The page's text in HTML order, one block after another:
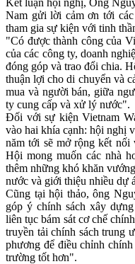
Nam gửi lời cảm ơn tới
tham gia sự kiện với tinh
"Có được thành công của
của các công ty, doanh
đóng góp và trao đổi chia.
thuận lợi cho di chuyển và
mua và người bán, giữa
ty cung cấp và xử lý nước".
Đối với sự kiện Vietnam
vào hai khía cạnh: hội nghị
năm tới sẽ mở rộng kết nối
Hội mong muốn các nhà
thêm những khó khăn
nước và giới thiệu nhiều dự
Cũng tại hội thảo, ông
góp ý chính sách xây
liên tục bám sát cơ chế
truyền tải chính sách trung
phương để điều chỉnh
trường tốt hơn".